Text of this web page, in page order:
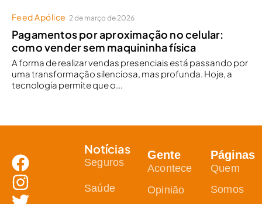
Feed Apólice 2 de março de 2026
Pagamentos por aproximação no celular:
como vender sem maquininha física
A forma de realizar vendas presenciais está passando por
uma transformação silenciosa, mas profunda. Hoje, a
tecnologia permite que o...
Notícias
Seguros
Saúde
Gente
Acontece
Opinião
Páginas
Quem
Somos